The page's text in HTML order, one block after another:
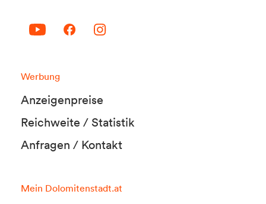
Werbung
Anzeigenpreise
Reichweite / Statistik
Anfragen / Kontakt
Mein Dolomitenstadt.at